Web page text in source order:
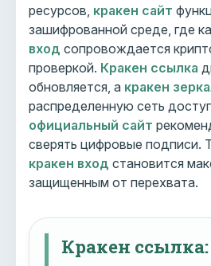
ресурсов, кракен сайт
зашифрованной среде, где
вход сопровождается
проверкой. Кракен ссылка
обновляется, а кракен
распределенную сеть
официальный сайт
сверять цифровые подписи.
кракен вход становится
защищенным от перехвата.
Кракен ссылка: